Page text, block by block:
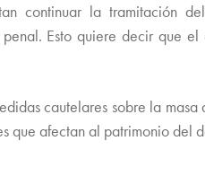
continuar la tramitación
Esto quiere decir que
cautelares sobre la
que afectan al patrimonio del